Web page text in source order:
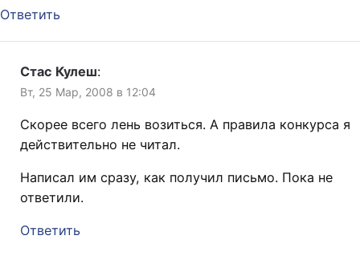
Ответить
Стас Кулеш:
Вт, 25 Мар, 2008 в 12:04
Скорее всего лень возиться. А правила конкурса я
действительно не читал.
Написал им сразу, как получил письмо. Пока не
ответили.
Ответить